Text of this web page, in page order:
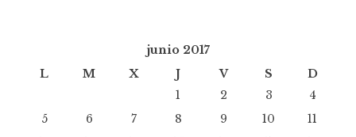
junio 2017
L
M X J V S
D
1
2 3
4
5
6 7 8 9 10
11